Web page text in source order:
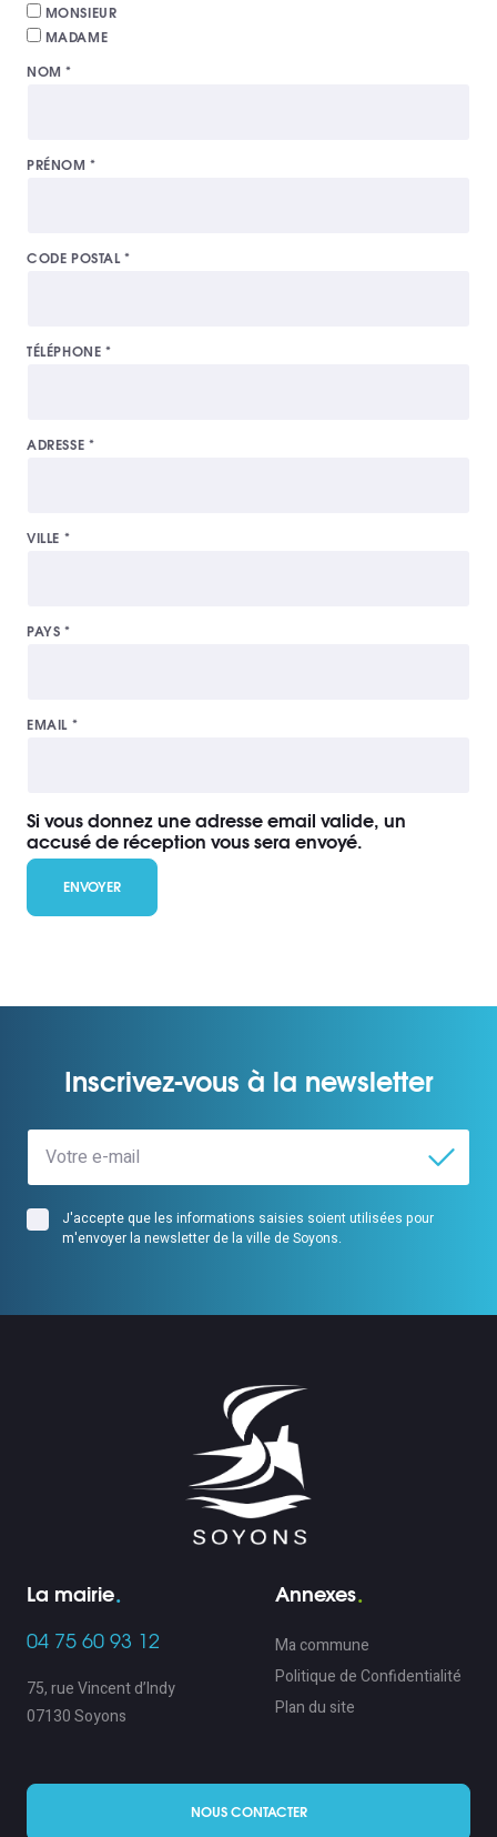
MONSIEUR
MADAME
NOM*
PRÉNOM*
CODE POSTAL*
TÉLÉPHONE *
ADRESSE *
VILLE *
PAYS *
EMAIL *
Si vous donnez une adresse email valide, un
accusé de réception vous sera envoyé.
Inscrivez-vous à la newsletter
J'accepte que les informations saisies soient utilisées pour
m'envoyer la newsletter de la ville de Soyons.
La mairie
04 75 60 93 12
75, rue Vincent d’Indy
07130 Soyons
Annexes
Ma commune
Politique de Confidentialité
Plan du site
NOUS CONTACTER